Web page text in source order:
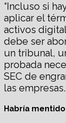
“Incluso si
aplicar el
activos
debe ser
un tribunal,
probada
SEC de
las empresas.
Habría